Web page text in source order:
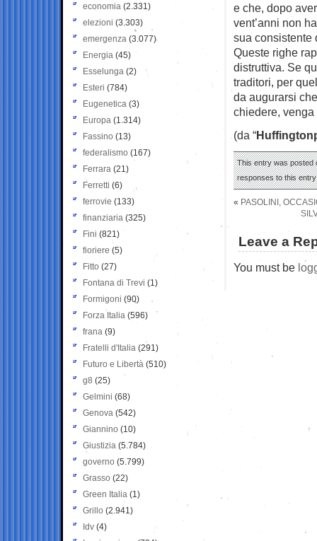
e che, dopo
vent’anni non
sua consistente
Queste righe
distruttiva. Se
traditori, per
da augurarsi
chiedere, venga
(da “
This entry was posted
responses to this
« PASOLINI,
Leave a
You must be
economia (2.331)
elezioni (3.303)
emergenza (3.077)
Energia (45)
Esselunga (2)
Esteri (784)
Eugenetica (3)
Europa (1.314)
Fassino (13)
federalismo (167)
Ferrara (21)
Ferretti (6)
ferrovie (133)
finanziaria (325)
Fini (821)
fioriere (5)
Fitto (27)
Fontana di Trevi (1)
Formigoni (90)
Forza Italia (596)
frana (9)
Fratelli d'Italia (291)
Futuro e Libertà (510)
g8 (25)
Gelmini (68)
Genova (542)
Giannino (10)
Giustizia (5.784)
governo (5.799)
Grasso (22)
Green Italia (1)
Grillo (2.941)
Idv (4)